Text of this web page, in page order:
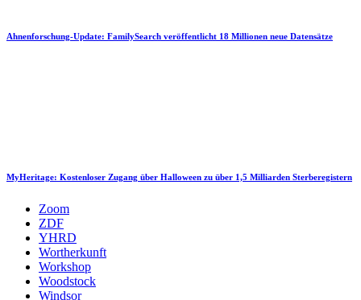
Ahnenforschung-Update: FamilySearch veröffentlicht 18 Millionen neue Datensätze
MyHeritage: Kostenloser Zugang über Halloween zu über 1,5 Milliarden Sterberegistern
Zoom
ZDF
YHRD
Wortherkunft
Workshop
Woodstock
Windsor